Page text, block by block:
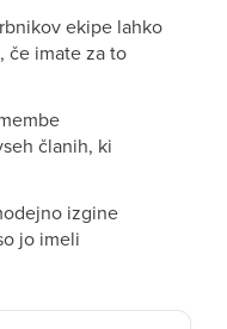
ekipe lahko
če imate za to
članih, ki
izgine
jo imeli